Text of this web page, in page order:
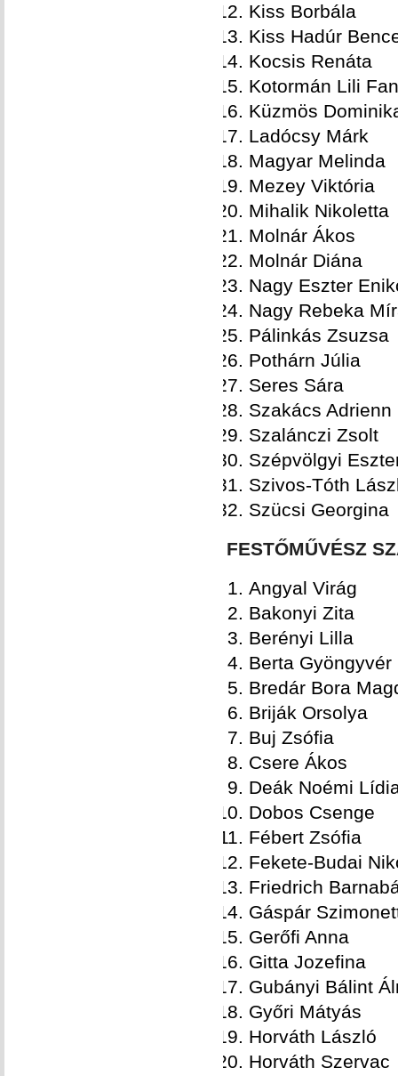
Kiss Borbála
Kiss Hadúr
Kocsis Renáta
Kotormán Lili
Küzmös
Ladócsy Márk
Magyar Melinda
Mezey Viktória
Mihalik Nikoletta
Molnár Ákos
Molnár Diána
Nagy Eszter
Nagy Rebeka
Pálinkás Zsuzsa
Pothárn Júlia
Seres Sára
Szakács Adrienn
Szalánczi Zsolt
Szépvölgyi
Szivos-Tóth
Szücsi Georgina
FESTŐMŰVÉSZ
Angyal Virág
Bakonyi Zita
Berényi Lilla
Berta Gyöngyvér
Bredár Bora
Briják Orsolya
Buj Zsófia
Csere Ákos
Deák Noémi
Dobos Csenge
Fébert Zsófia
Fekete-Budai
Friedrich
Gáspár
Gerőfi Anna
Gitta Jozefina
Gubányi Bálint
Győri Mátyás
Horváth László
Horváth Szervac